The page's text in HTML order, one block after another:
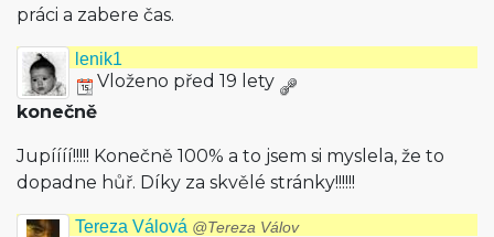
práci a zabere čas.
lenik1
Vloženo před 19 lety
konečně
Jupíííí!!!!! Konečně 100% a to jsem si myslela, že to
dopadne hůř. Díky za skvělé stránky!!!!!!
Tereza Válová @Tereza Válov